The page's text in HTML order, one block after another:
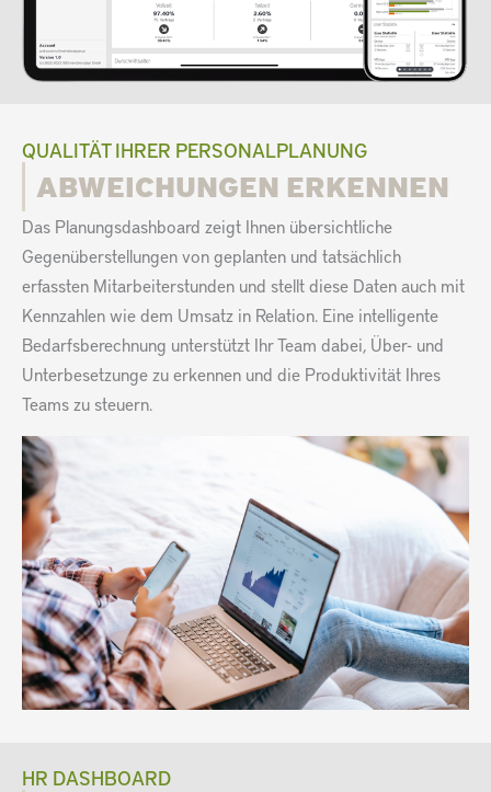
QUALITÄT IHRER PERSONALPLANUNG
ABWEICHUNGEN ERKENNEN
Das Planungsdashboard zeigt Ihnen übersichtliche
Gegenüberstellungen von geplanten und tatsächlich
erfassten Mitarbeiterstunden und stellt diese Daten auch mit
Kennzahlen wie dem Umsatz in Relation. Eine intelligente
Bedarfsberechnung unterstützt Ihr Team dabei, Über- und
Unterbesetzunge zu erkennen und die Produktivität Ihres
Teams zu steuern.
HR DASHBOARD